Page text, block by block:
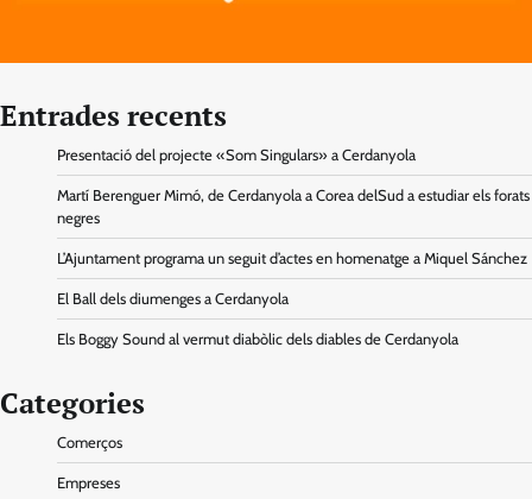
Entrades recents
Presentació del projecte «Som Singulars» a Cerdanyola
Martí Berenguer Mimó, de Cerdanyola a Corea delSud a estudiar els forats
negres
L’Ajuntament programa un seguit d’actes en homenatge a Miquel Sánchez
El Ball dels diumenges a Cerdanyola
Els Boggy Sound al vermut diabòlic dels diables de Cerdanyola
Categories
Comerços
Empreses